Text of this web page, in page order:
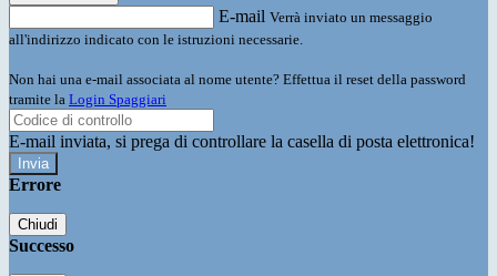
E-mail Verrà inviato un messaggio
all'indirizzo indicato con le istruzioni necessarie.
Non hai una e-mail associata al nome utente? Effettua il reset della password
tramite la Login Spaggiari
E-mail inviata, si prega di controllare la casella di posta elettronica!
Errore
Chiudi
Successo